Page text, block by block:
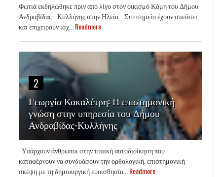
Φωτιά εκδηλώθηκε πριν από λίγο στον οικισμό Κόμη του Δήμου
Ανδραβίδας - Κυλλήνης στην Ηλεία. Στο σημείο έχουν σπεύσει
και επιχειρούν ισχ...Readmore
2
Γεωργία Κακαλέτρη: Η επιστημονική
γνώση στην υπηρεσία του Δήμου
Ανδραβίδας-Κυλλήνης
Υπάρχουν άνθρωποι στην τοπική αυτοδιοίκηση που
καταφέρνουν να συνδυάσουν την ορθολογική, επιστημονική
σκέψη με τη δημιουργική ευαισθησία...Readmore